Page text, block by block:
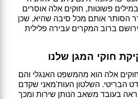
פשוטות, חוקים אלה אוסרים
הסותר אותם מכל סיבה שהיא, שכן
ברוב המקרים עבירה פלילית
חוקי המגן שלנו
אלה הוא מהמשפט האנגלי והם
הבריטי. השלטון העות'מאני שקדם
בעובד משאב הנותן שירות ומכך